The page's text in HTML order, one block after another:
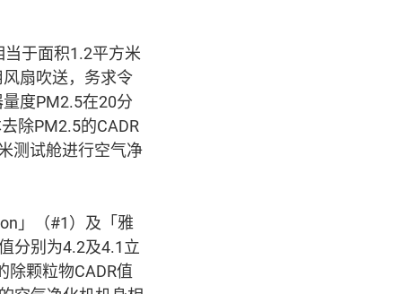
于面积1.2平方米
扇吹送，务求令
度PM2.5在20分
除PM2.5的CADR
测试舱进行空气净
」（#1）及「雅
分别为4.2及4.1立
颗粒物CADR值